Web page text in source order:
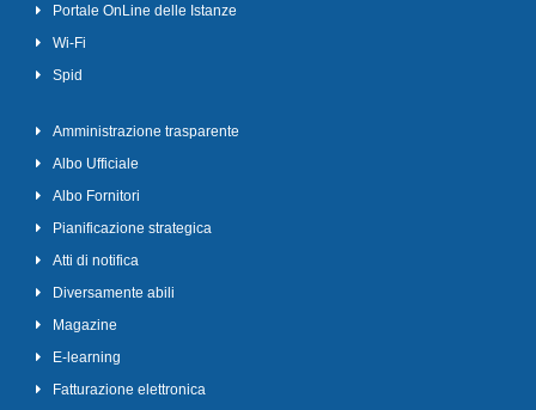
Portale OnLine delle Istanze
Wi-Fi
Spid
Amministrazione trasparente
Albo Ufficiale
Albo Fornitori
Pianificazione strategica
Atti di notifica
Diversamente abili
Magazine
E-learning
Fatturazione elettronica